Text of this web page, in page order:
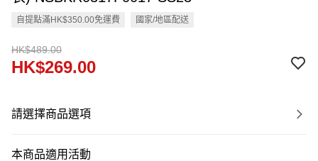
自提點滿HK$350.00免運費 國家/地區配送
HK$489.00
HK$269.00
請選擇商品選項
本商品適用活動